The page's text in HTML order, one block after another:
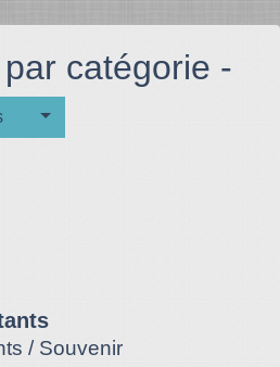
catégorie -
/ Souvenir